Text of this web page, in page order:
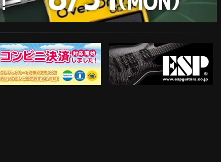
コンビニ決済対応開始！ ESP Guitars